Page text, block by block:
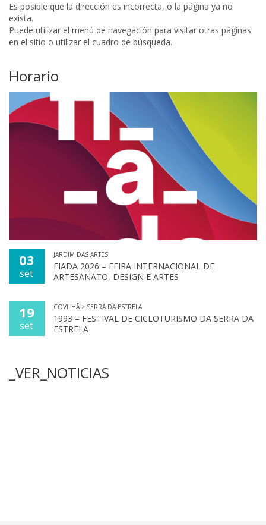
Es posible que la dirección es incorrecta, o la página ya no
exista.
Puede utilizar el menú de navegación para visitar otras páginas
en el sitio o utilizar el cuadro de búsqueda.
Horario
03
set
JARDIM DAS ARTES
FIADA 2026 – FEIRA INTERNACIONAL DE
ARTESANATO, DESIGN E ARTES
19
set
COVILHÃ > SERRA DA ESTRELA
1993 – FESTIVAL DE CICLOTURISMO DA SERRA DA
ESTRELA
_VER_NOTICIAS